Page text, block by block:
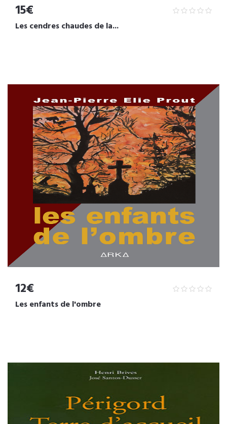
15€
Les cendres chaudes de la...
12€
Les enfants de l'ombre